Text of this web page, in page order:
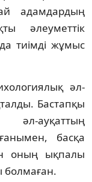
адамдардың
әлеуметтік
тиімді жұмыс
әл-
Бастапқы
ауқаттың
басқа
оның ықпалы
болмаған.